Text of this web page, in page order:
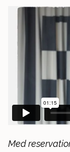
Med